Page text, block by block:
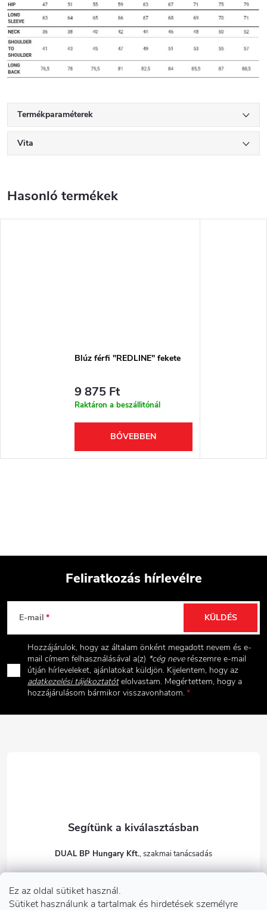
Ez az oldal sütiket használ.
Sütiket használunk a tartalmak és hirdetések személyre
Termékparaméterek
Vita
Blúz férfi "REDLINE" fekete
9 875 Ft
Raktáron a beszállitónál
BŐVEBBEN
L
á
b
é
Feliratkozás hírlevélre
E-mail
Hozzájárulok, hogy az általam önként megadott nevem és e-
mail címem felhasználásával a(z) *cég neverészemre e-mail
útján hírleveleket, ajánlatokat küldjön. Kijelentem, hogy az
adatkezelési tájékoztatót elolvastam. Megértettem, hogy a
hozzájárulásom bármikor visszavonhatom.
KÜLDÉS
DUAL BP Hungary Kft.
dualbp.hu